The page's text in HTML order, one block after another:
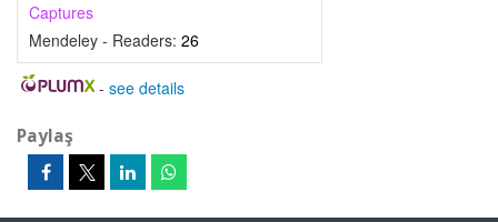
Captures
Mendeley - Readers: 26
- see details
Paylaş